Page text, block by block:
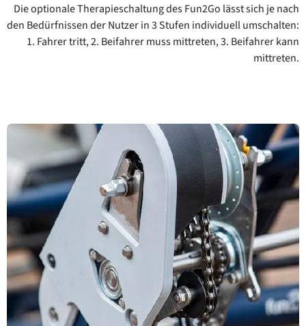
Die optionale Therapieschaltung des Fun2Go lässt sich je nach
den Bedürfnissen der Nutzer in 3 Stufen individuell umschalten:
1. Fahrer tritt, 2. Beifahrer muss mittreten, 3. Beifahrer kann
mittreten.